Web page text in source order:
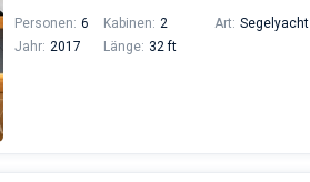
Personen: 6 Kabinen: 2 Art: Segelyacht
Jahr: 2017 Länge: 32 ft